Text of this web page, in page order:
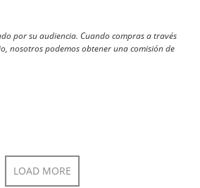
por su audiencia. Cuando compras a través
nosotros podemos obtener una comisión de
LOAD MORE